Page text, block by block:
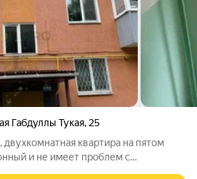
Габдуллы Тукая, 25
двухкомнатная квартира на пятом
и не имеет проблем с